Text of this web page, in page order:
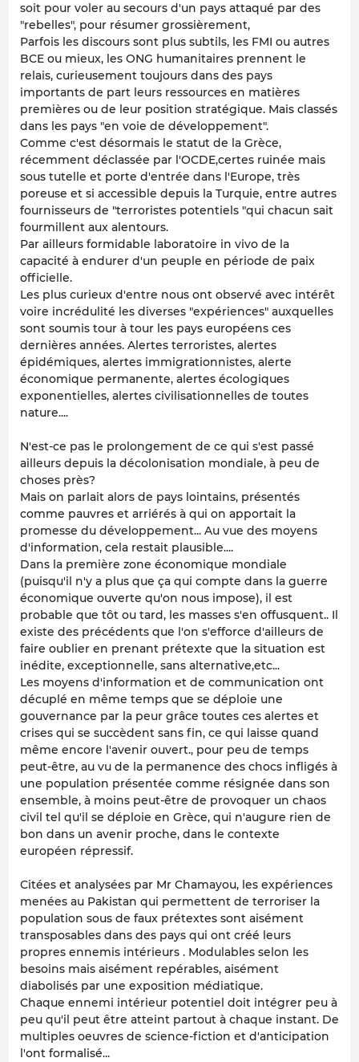
soit pour voler au secours d'un pays attaqué par des
"rebelles", pour résumer grossièrement,
Parfois les discours sont plus subtils, les FMI ou autres
BCE ou mieux, les ONG humanitaires prennent le
relais, curieusement toujours dans des pays
importants de part leurs ressources en matières
premières ou de leur position stratégique. Mais classés
dans les pays "en voie de développement".
Comme c'est désormais le statut de la Grèce,
récemment déclassée par l'OCDE,certes ruinée mais
sous tutelle et porte d'entrée dans l'Europe, très
poreuse et si accessible depuis la Turquie, entre autres
fournisseurs de "terroristes potentiels "qui chacun sait
fourmillent aux alentours.
Par ailleurs formidable laboratoire in vivo de la
capacité à endurer d'un peuple en période de paix
officielle.
Les plus curieux d'entre nous ont observé avec intérêt
voire incrédulité les diverses "expériences" auxquelles
sont soumis tour à tour les pays européens ces
dernières années. Alertes terroristes, alertes
épidémiques, alertes immigrationnistes, alerte
économique permanente, alertes écologiques
exponentielles, alertes civilisationnelles de toutes
nature....
N'est-ce pas le prolongement de ce qui s'est passé
ailleurs depuis la décolonisation mondiale, à peu de
choses près?
Mais on parlait alors de pays lointains, présentés
comme pauvres et arriérés à qui on apportait la
promesse du développement... Au vue des moyens
d'information, cela restait plausible....
Dans la première zone économique mondiale
(puisqu'il n'y a plus que ça qui compte dans la guerre
économique ouverte qu'on nous impose), il est
probable que tôt ou tard, les masses s'en offusquent.. Il
existe des précédents que l'on s'efforce d'ailleurs de
faire oublier en prenant prétexte que la situation est
inédite, exceptionnelle, sans alternative,etc...
Les moyens d'information et de communication ont
décuplé en même temps que se déploie une
gouvernance par la peur grâce toutes ces alertes et
crises qui se succèdent sans fin, ce qui laisse quand
même encore l'avenir ouvert., pour peu de temps
peut-être, au vu de la permanence des chocs infligés à
une population présentée comme résignée dans son
ensemble, à moins peut-être de provoquer un chaos
civil tel qu'il se déploie en Grèce, qui n'augure rien de
bon dans un avenir proche, dans le contexte
européen répressif.
Citées et analysées par Mr Chamayou, les expériences
menées au Pakistan qui permettent de terroriser la
population sous de faux prétextes sont aisément
transposables dans des pays qui ont créé leurs
propres ennemis intérieurs . Modulables selon les
besoins mais aisément repérables, aisément
diabolisés par une exposition médiatique.
Chaque ennemi intérieur potentiel doit intégrer peu à
peu qu'il peut être atteint partout à chaque instant. De
multiples oeuvres de science-fiction et d'anticipation
l'ont formalisé...